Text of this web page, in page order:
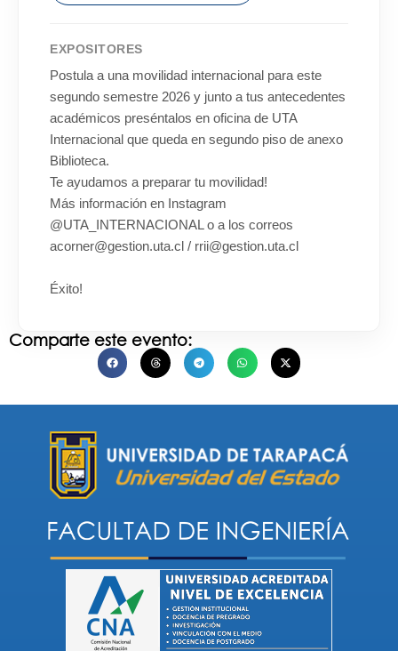
EXPOSITORES
Postula a una movilidad internacional para este
segundo semestre 2026 y junto a tus antecedentes
académicos preséntalos en oficina de UTA
Internacional que queda en segundo piso de anexo
Biblioteca.
Te ayudamos a preparar tu movilidad!
Más información en Instagram
@UTA_INTERNACIONAL o a los correos
acorner@gestion.uta.cl / rrii@gestion.uta.cl
Éxito!
Comparte este evento: